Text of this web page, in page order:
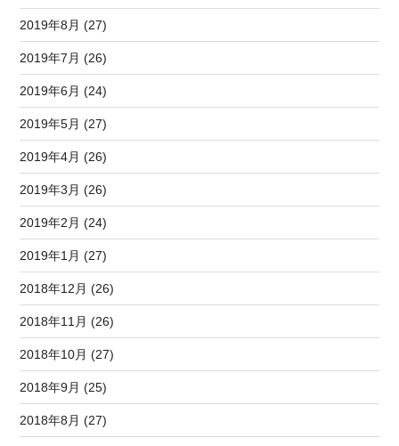
2019年8月 (27)
2019年7月 (26)
2019年6月 (24)
2019年5月 (27)
2019年4月 (26)
2019年3月 (26)
2019年2月 (24)
2019年1月 (27)
2018年12月 (26)
2018年11月 (26)
2018年10月 (27)
2018年9月 (25)
2018年8月 (27)